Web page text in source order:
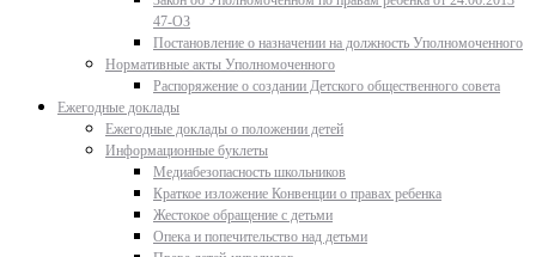
47-ОЗ
Постановление о назначении на должность Уполномоченного
Нормативные акты Уполномоченного
Распоряжение о создании Детского общественного совета
Ежегодные доклады
Ежегодные доклады о положении детей
Информационные буклеты
Медиабезопасность школьников
Краткое изложение Конвенции о правах ребенка
Жестокое обращение с детьми
Опека и попечительство над детьми